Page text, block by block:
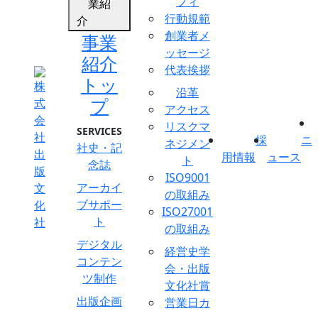
業紹
介
事業
紹介
トッ
プ
SERVICES
社史・記
念誌
アーカイ
ブサポー
ト
デジタル
コンテン
ツ制作
出版企画​
行動規範
創業者メ
ッセージ
代表挨拶
沿革
アクセス
リスクマ
ネジメン
ト
ISO9001
の取組み
ISO27001
の取組み
経営史学
会・出版
文化社賞
営業日カ
採
用情報
ニ
ュース